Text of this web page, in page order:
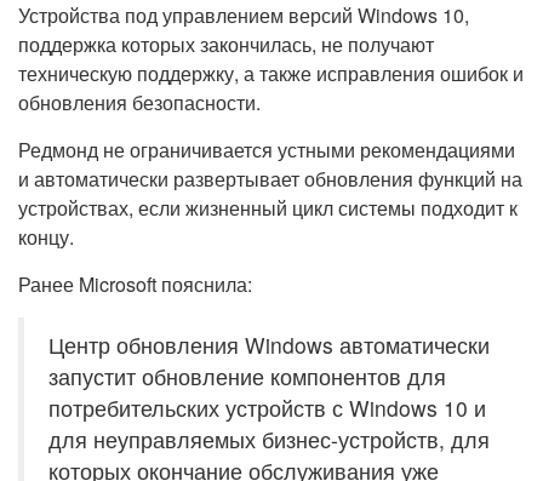
Устройства под управлением версий Windows 10,
поддержка которых закончилась, не получают
техническую поддержку, а также исправления ошибок и
обновления безопасности.
Редмонд не ограничивается устными рекомендациями
и автоматически развертывает обновления функций на
устройствах, если жизненный цикл системы подходит к
концу.
Ранее Microsoft пояснила:
Центр обновления Windows автоматически
запустит обновление компонентов для
потребительских устройств с Windows 10 и
для неуправляемых бизнес-устройств, для
которых окончание обслуживания уже